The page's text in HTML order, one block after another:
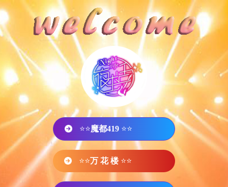
⭐⭐魔都419 ⭐⭐
⭐⭐万 花 楼 ⭐⭐